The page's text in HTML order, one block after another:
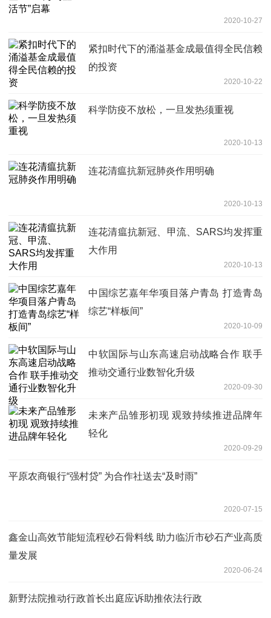
2020-10-27
紧扣时代下的涌溢基金成最值得全民信赖
的投资
2020-10-22
科学防疫不放松，一旦发热须重视
2020-10-13
连花清瘟抗新冠肺炎作用明确
2020-10-13
连花清瘟抗新冠、甲流、SARS均发挥重
大作用
2020-10-13
中国综艺嘉年华项目落户青岛 打造青岛
综艺“样板间”
2020-10-09
中软国际与山东高速启动战略合作 联手
推动交通行业数智化升级
2020-09-30
未来产品雏形初现 观致持续推进品牌年
轻化
2020-09-29
平原农商银行“强村贷” 为合作社送去“及时雨”
2020-07-15
鑫金山高效节能短流程砂石骨料线 助力临沂市砂石产业高质
量发展
2020-06-24
新野法院推动行政首长出庭应诉助推依法行政